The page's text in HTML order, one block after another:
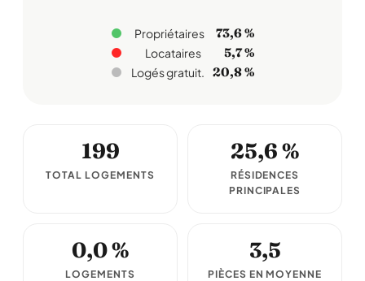
Propriétaires 73,6 %
Locataires 5,7 %
Logés gratuit. 20,8 %
199
TOTAL LOGEMENTS
25,6 %
RÉSIDENCES
PRINCIPALES
0,0 %
LOGEMENTS
3,5
PIÈCES EN MOYENNE